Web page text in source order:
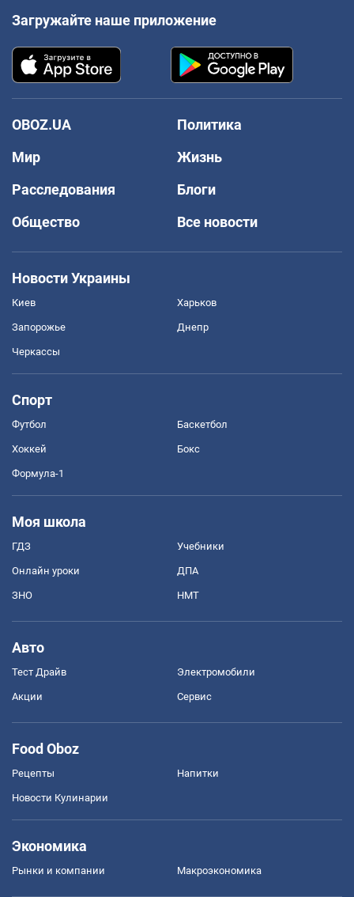
Загружайте наше приложение
OBOZ.UA
Политика
Мир
Жизнь
Расследования
Блоги
Общество
Все новости
Новости Украины
Киев Харьков
Запорожье Днепр
Черкассы
Спорт
Футбол Баскетбол
Хоккей Бокс
Формула-1
Моя школа
ГДЗ Учебники
Онлайн уроки ДПА
ЗНО НМТ
Авто
Тест Драйв Электромобили
Акции Сервис
Food Oboz
Рецепты Напитки
Новости Кулинарии
Экономика
Рынки и компании Mакроэкономика